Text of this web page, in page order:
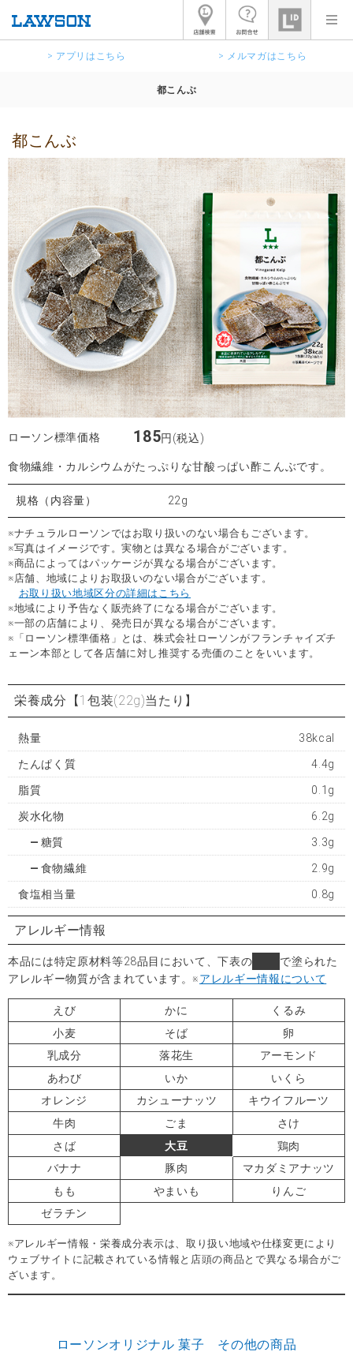
> アプリはこちら > メルマガはこちら
都こんぶ
都こんぶ
ローソン標準価格 185円(税込)
食物繊維・カルシウムがたっぷりな甘酸っぱい酢こんぶです。
規格（内容量） 22g
※ナチュラルローソンではお取り扱いのない場合もございます。
※写真はイメージです。実物とは異なる場合がございます。
※商品によってはパッケージが異なる場合がございます。
※店舗、地域によりお取扱いのない場合がございます。
お取り扱い地域区分の詳細はこちら
※地域により予告なく販売終了になる場合がございます。
※一部の店舗により、発売日が異なる場合がございます。
※「ローソン標準価格」とは、株式会社ローソンがフランチャイズチ
ェーン本部として各店舗に対し推奨する売価のことをいいます。
栄養成分 【1包装(22g)当たり】
熱量 38kcal
たんぱく質 4.4g
脂質 0.1g
炭水化物 6.2g
糖質 3.3g
食物繊維 2.9g
食塩相当量 0.8g
アレルギー情報
本品には特定原材料等28品目において、下表の
で塗られた
アレルギー物質が含まれています。※アレルギー情報について
えび かに
くるみ
小麦
そば
卵
乳成分
落花生
アーモンド
あわび
いか
いくら
オレンジ
カシューナッツ
キウイフルーツ
牛肉
ごま
さけ
さば
大豆
鶏肉
バナナ
豚肉
マカダミアナッツ
もも
やまいも
りんご
ゼラチン
※アレルギー情報・栄養成分表示は、取り扱い地域や仕様変更により
ウェブサイトに記載されている情報と店頭の商品とで異なる場合がご
ざいます。
ローソンオリジナル 菓子 その他の商品